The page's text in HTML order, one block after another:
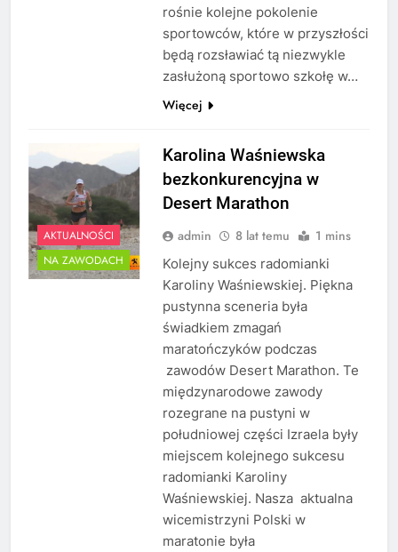
rośnie kolejne pokolenie
sportowców, które w przyszłości
będą rozsławiać tą niezwykle
zasłużoną sportowo szkołę w…
Więcej
AKTUALNOŚCI
NA ZAWODACH
Karolina Waśniewska
bezkonkurencyjna w
Desert Marathon
admin 8 lat temu 1 mins
Kolejny sukces radomianki
Karoliny Waśniewskiej. Piękna
pustynna sceneria była
świadkiem zmagań
maratończyków podczas
zawodów Desert Marathon. Te
międzynarodowe zawody
rozegrane na pustyni w
południowej części Izraela były
miejscem kolejnego sukcesu
radomianki Karoliny
Waśniewskiej. Nasza aktualna
wicemistrzyni Polski w
maratonie była